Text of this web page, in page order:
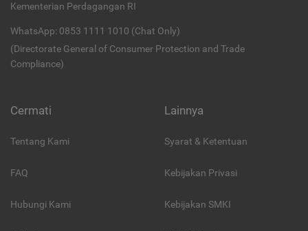
Kementerian Perdagangan RI
WhatsApp: 0853 1111 1010 (Chat Only)
(Directorate General of Consumer Protection and Trade
Compliance)
Cermati
Tentang Kami
FAQ
Hubungi Kami
Lainnya
Syarat & Ketentuan
Kebijakan Privasi
Kebijakan SMKI